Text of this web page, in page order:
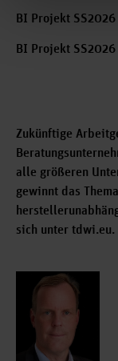
BI Projekt
BI Projekt SS2026
Zukünftige
alle größeren
gewinnt das
sich unter tdwi.eu.